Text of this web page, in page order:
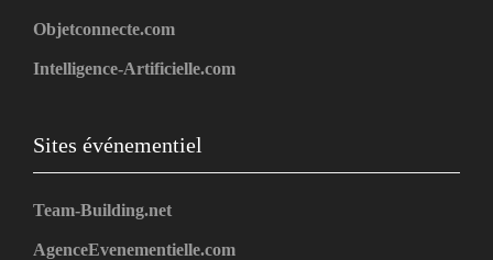
Objetconnecte.com
Intelligence-Artificielle.com
Sites événementiel
Team-Building.net
AgenceEvenementielle.com